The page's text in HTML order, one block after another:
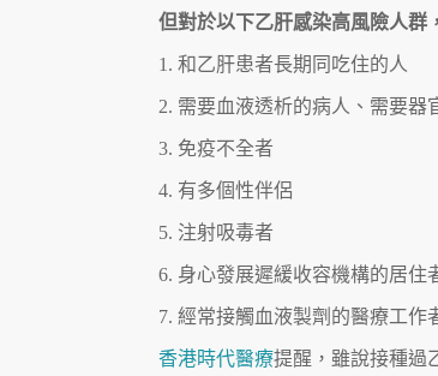
但對於以下乙肝感染高風險人群
1. 和乙肝患者長期同吃住的人
2. 需要血液透析的病人、需要器
3. 免疫不全者
4. 有多個性伴侶
5. 注射吸毒者
6. 身心發展遲緩收容機構的居住
7. 經常接觸血液製劑的醫療工作
香港時代醫療提醒，雖說接種過